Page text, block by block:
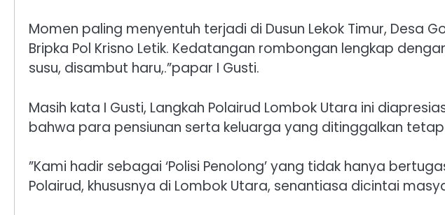
​Momen paling menyentuh terjadi di Dusun Lekok Timur, Desa
Bripka Pol Krisno Letik. Kedatangan rombongan lengkap
susu, disambut haru,.”papar I Gusti.
Masih kata I Gusti, ​Langkah Polairud Lombok Utara ini
bahwa para pensiunan serta keluarga yang ditinggalkan
​”Kami hadir sebagai ‘Polisi Penolong’ yang tidak hanya
Polairud, khususnya di Lombok Utara, senantiasa dicintai